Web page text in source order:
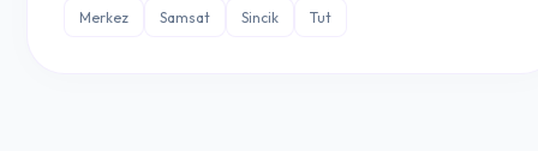
Merkez Samsat Sincik Tut